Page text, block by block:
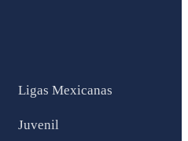
Ligas Mexicanas
Juvenil